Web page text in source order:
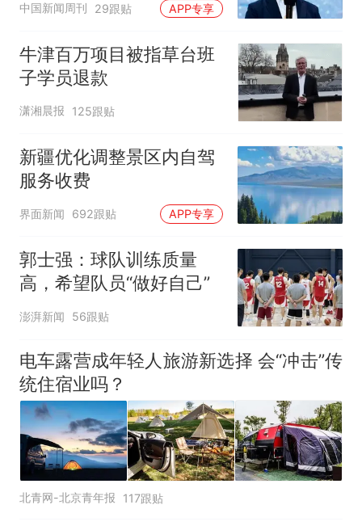
中国新闻周刊 29跟贴 APP专享
牛津百万项目被指草台班
子学员退款
潇湘晨报 125跟贴
新疆优化调整景区内自驾
服务收费
界面新闻 692跟贴 APP专享
郭士强：球队训练质量
高，希望队员“做好自己”
澎湃新闻 56跟贴
电车露营成年轻人旅游新选择 会“冲击”传
统住宿业吗？
北青网-北京青年报 117跟贴